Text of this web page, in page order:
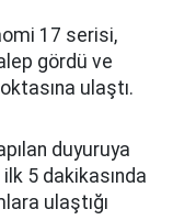
17 serisi,
gördü ve
ulaştı.
duyuruya
ilk 5 dakikasında
ulaştığı